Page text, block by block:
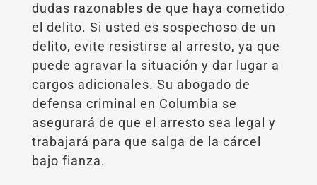
dudas razonables de que haya cometido
el delito. Si usted es sospechoso de un
delito, evite resistirse al arresto, ya que
puede agravar la situación y dar lugar a
cargos adicionales. Su abogado de
defensa criminal en Columbia se
asegurará de que el arresto sea legal y
trabajará para que salga de la cárcel
bajo fianza.